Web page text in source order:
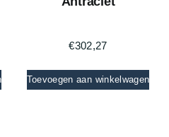
€302,27
Toevoegen aan winkelwagen